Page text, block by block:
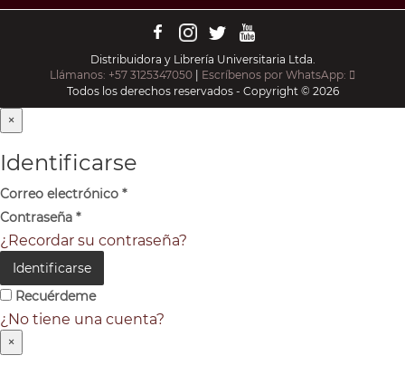
Distribuidora y Librería Universitaria Ltda.
Llámanos: +57 3125347050 | Escríbenos por WhatsApp:
Todos los derechos reservados - Copyright © 2026
×
Identificarse
Correo electrónico *
Contraseña *
¿Recordar su contraseña?
Identificarse
Recuérdeme
¿No tiene una cuenta?
×